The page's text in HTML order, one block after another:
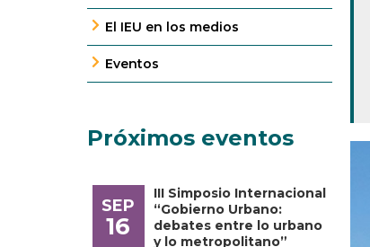
El IEU en los medios
Eventos
Próximos eventos
SEP
16
III Simposio Internacional
“Gobierno Urbano:
debates entre lo urbano
y lo metropolitano”